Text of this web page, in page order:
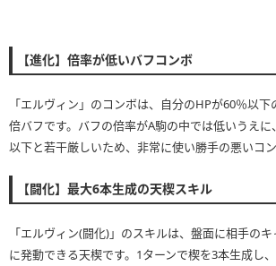
【進化】倍率が低いバフコンボ
「エルヴィン」のコンボは、自分のHPが60％以
倍バフです。バフの倍率がA駒の中では低いうえ
以下と若干厳しいため、非常に使い勝手の悪いコン
【闘化】最大6本生成の天楔スキル
「エルヴィン(闘化)」のスキルは、盤面に相手の
に発動できる天楔です。1ターンで楔を3本生成し、